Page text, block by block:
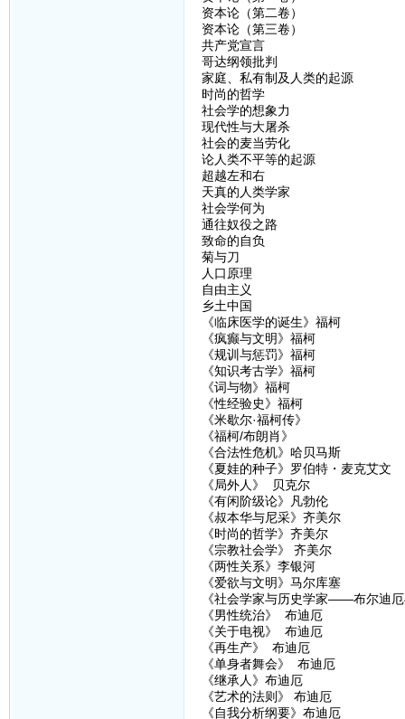
资本论（第二卷）
资本论（第三卷）
共产党宣言
哥达纲领批判
家庭、私有制及人类的起源
时尚的哲学
社会学的想象力
现代性与大屠杀
社会的麦当劳化
论人类不平等的起源
超越左和右
天真的人类学家
社会学何为
通往奴役之路
致命的自负
菊与刀
人口原理
自由主义
乡土中国
《临床医学的诞生》福柯
《疯癫与文明》福柯
《规训与惩罚》福柯
《知识考古学》福柯
《词与物》福柯
《性经验史》福柯
《米歇尔·福柯传》
《福柯/布朗肖》
《合法性危机》哈贝马斯
《夏娃的种子》罗伯特・麦克艾文
《局外人》 贝克尔
《有闲阶级论》凡勃伦
《叔本华与尼采》齐美尔
《时尚的哲学》齐美尔
《宗教社会学》 齐美尔
《两性关系》李银河
《爱欲与文明》马尔库塞
《社会学家与历史学家——布尔迪
《男性统治》 布迪厄
《关于电视》 布迪厄
《再生产》 布迪厄
《单身者舞会》 布迪厄
《继承人》布迪厄
《艺术的法则》 布迪厄
《自我分析纲要》布迪厄